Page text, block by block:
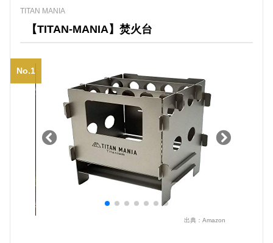
TITAN MANIA
【TITAN-MANIA】焚火台
No.1
出典： Amazon